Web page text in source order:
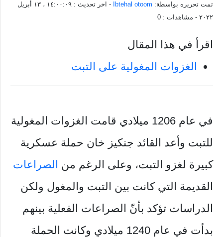
تمت تحريره بواسطة: Ibtehal otoom - اخر تحديث :
١٤:٠٠:٠٩ ، ١٣ أبريل
٢٠٢٢ - مشاهدات : 0
اقرأ في هذا المقال
الغزوات المغولية على التبت
في عام 1206 ميلادي قامت الغزوات المغولية
للتبت وأعد القائد جنكيز خان حملة عسكرية
كبيرة لغزو التبت، وعلى الرغم من الصراعات
القديمة التي كانت بين التبت والمغول ولكن
الدراسات تؤكد بأنّ الصراعات الفعلية بينهم
بدأت في عام 1240 ميلادي وكانت الحملة